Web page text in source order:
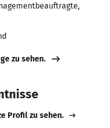
zu sehen.
Profil zu sehen.